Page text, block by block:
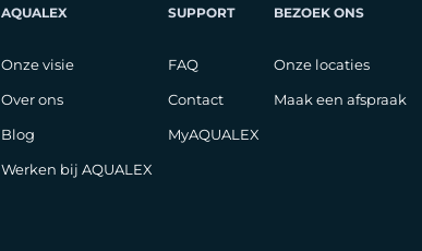
AQUALEX
Onze visie
Over ons
Blog
Werken bij AQUALEX
SUPPORT
FAQ
Contact
MyAQUALEX
BEZOEK ONS
Onze locaties
Maak een afspraak